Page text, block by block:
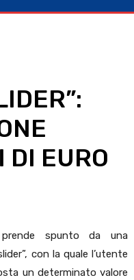
DI EURO
prende spunto da una
con la quale l’utente
un determinato valore